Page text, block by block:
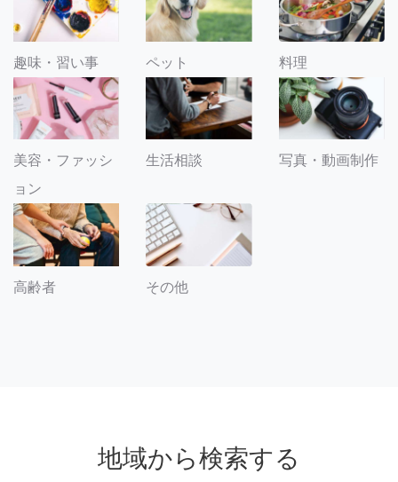
趣味・習い事 ペット 料理
美容・ファッシ
ョン
生活相談 写真・動画制作
高齢者 その他
地域から検索する